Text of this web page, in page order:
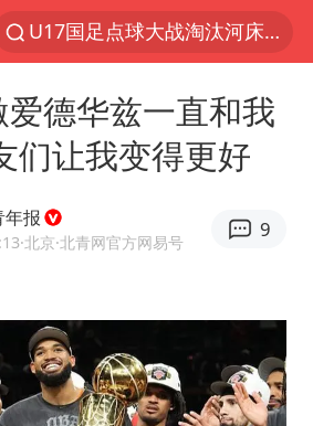
U17国足点球大战淘汰河床晋级决赛
国乒男单横滨冠军赛全军覆没
日本试射“战斧”导弹，国防部回应
台风白海豚中心风力增强
广东雷州通报特教老师招聘违规事件
“新疆阿勒泰八月能滑雪”不实
德华兹一直和我
们让我变得更好
年报
·北京·北青网官方网易号
9